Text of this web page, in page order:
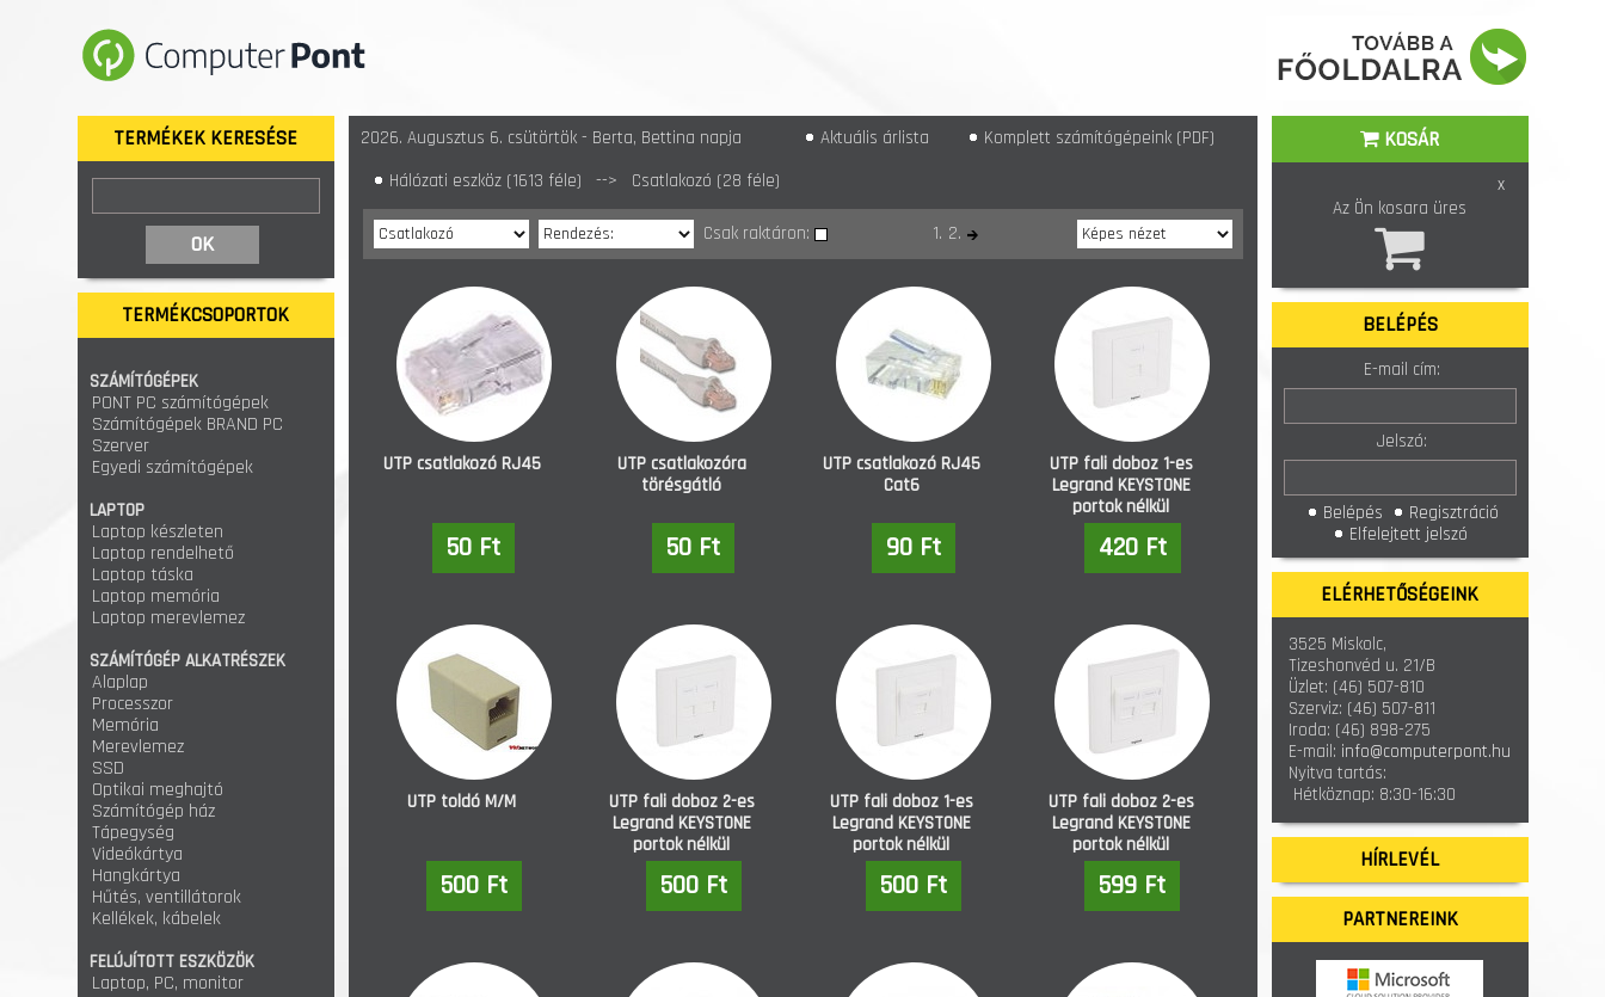
TERMÉKEK KERESÉSE
TERMÉKCSOPORTOK
SZÁMÍTÓGÉPEK
PONT PC számítógépek
Számítógépek BRAND PC
Szerver
Egyedi számítógépek
LAPTOP
Laptop készleten
Laptop rendelhető
Laptop táska
Laptop memória
Laptop merevlemez
SZÁMÍTÓGÉP ALKATRÉSZEK
Alaplap
Processzor
Memória
Merevlemez
SSD
Optikai meghajtó
Számítógép ház
Tápegység
Videókártya
Hangkártya
Hűtés, ventillátorok
Kellékek, kábelek
FELÚJÍTOTT ESZKÖZÖK
Laptop, PC, monitor
2026. Augusztus 6. csütörtök - Berta, Bettina napja Aktuális árlista
Komplett számítógépeink (PDF)
Hálózati eszköz(1613 féle) --> Csatlakozó (28 féle)
Csak raktáron: 1. 2.
UTP csatlakozó RJ45
50 Ft
UTP csatlakozóra
törésgátló
50 Ft
UTP csatlakozó RJ45
Cat6
90 Ft
UTP fali doboz 1-es
Legrand KEYSTONE
portok nélkül
sülyesztett (632794)
420 Ft
UTP toldó M/M
500 Ft
UTP fali doboz 2-es
Legrand KEYSTONE
portok nélkül
sülyesztett (632795)
500 Ft
UTP fali doboz 1-es
Legrand KEYSTONE
portok nélkül
sülyesztett (632796)
500 Ft
UTP fali doboz 2-es
Legrand KEYSTONE
portok nélkül
sülyesztett (632797)
599 Ft
KOSÁR
x
Az Ön kosara üres
BELÉPÉS
E-mail cím:
Jelszó:
Belépés
Regisztráció
Elfelejtett jelszó
ELÉRHETŐSÉGEINK
3525 Miskolc,
Tizeshonvéd u. 21/B
Üzlet: (46) 507-810
Szerviz: (46) 507-811
Iroda: (46) 898-275
E-mail: info@computerpont.hu
Nyitva tartás:
Hétköznap: 8:30-16:30
HÍRLEVÉL
PARTNEREINK